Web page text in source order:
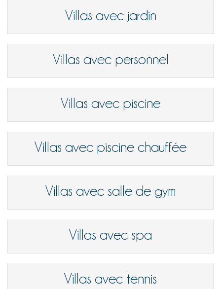
Villas avec jardin
Villas avec personnel
Villas avec piscine
Villas avec piscine chauffée
Villas avec salle de gym
Villas avec spa
Villas avec tennis